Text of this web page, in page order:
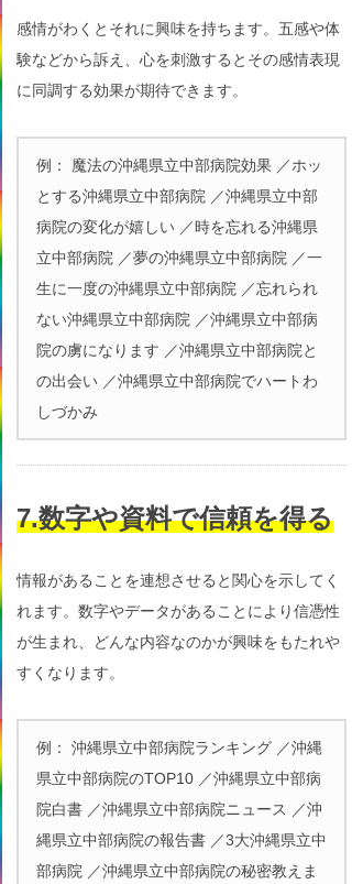
感情がわくとそれに興味を持ちます。五感や体
験などから訴え、心を刺激するとその感情表現
に同調する効果が期待できます。
例： 魔法の沖縄県立中部病院効果 ／ホッ
とする沖縄県立中部病院 ／沖縄県立中部
病院の変化が嬉しい ／時を忘れる沖縄県
立中部病院 ／夢の沖縄県立中部病院 ／一
生に一度の沖縄県立中部病院 ／忘れられ
ない沖縄県立中部病院 ／沖縄県立中部病
院の虜になります ／沖縄県立中部病院と
の出会い ／沖縄県立中部病院でハートわ
しづかみ
7.数字や資料で信頼を得る
情報があることを連想させると関心を示してく
れます。数字やデータがあることにより信憑性
が生まれ、どんな内容なのかが興味をもたれや
すくなります。
例： 沖縄県立中部病院ランキング ／沖縄
県立中部病院のTOP10 ／沖縄県立中部病
院白書 ／沖縄県立中部病院ニュース ／沖
縄県立中部病院の報告書 ／3大沖縄県立中
部病院 ／沖縄県立中部病院の秘密教えま